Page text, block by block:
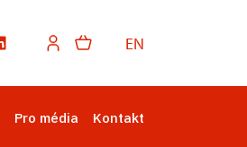
EN
Pro média Kontakt